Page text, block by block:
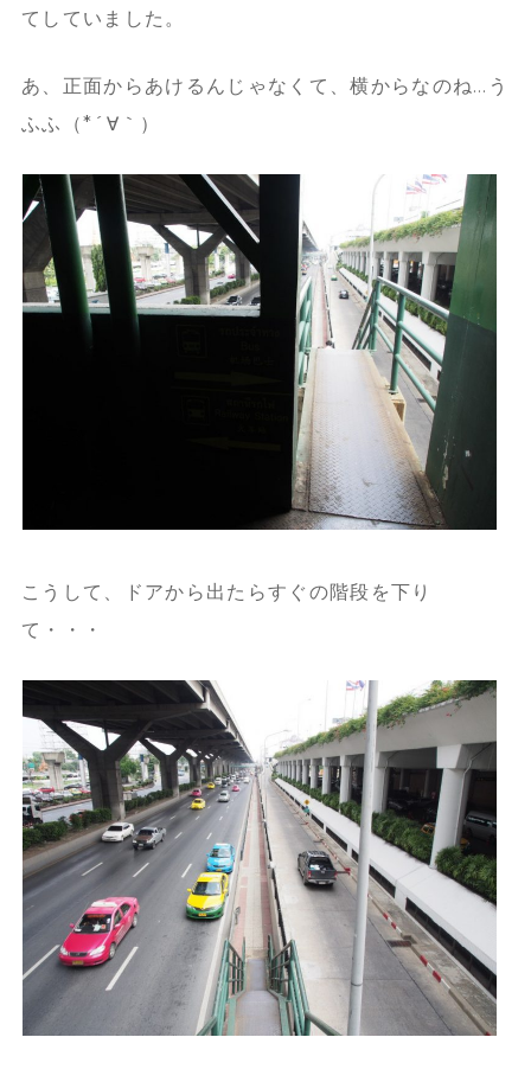
てしていました。
あ、正面からあけるんじゃなくて、横からなのね…う
ふふ（*´∀｀）
こうして、ドアから出たらすぐの階段を下り
て・・・